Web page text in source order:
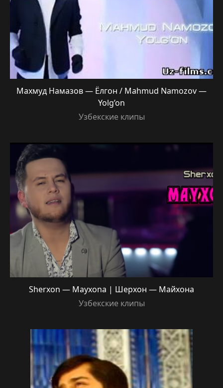
Махмуд Намазов — Ёлгон / Mahmud Namozov —
Yolg’on
Узбекские клипы
Sherxon — Mayxona | Шерхон — Майхона
Узбекские клипы